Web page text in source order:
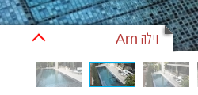
וילה Arn